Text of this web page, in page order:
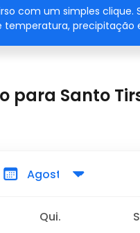
com um simples clique.
precipitação
para Santo
Qui.